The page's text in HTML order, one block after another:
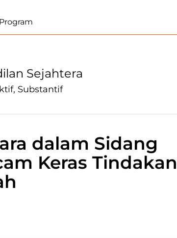
Sejahtera
Substantif
dalam Sidang
Keras Tindakan